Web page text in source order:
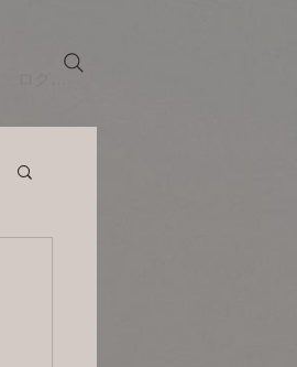
ログイン